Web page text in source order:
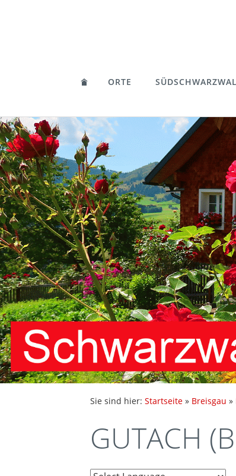
ORTE
Sie sind hier: Startseite » Breisgau »
GUTACH